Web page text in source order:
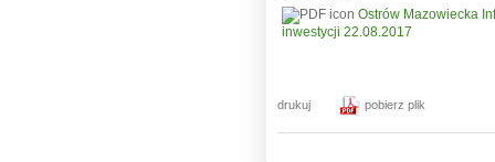
Ostrów Mazowiecka
inwestycji 22.08.2017
drukuj pobierz plik